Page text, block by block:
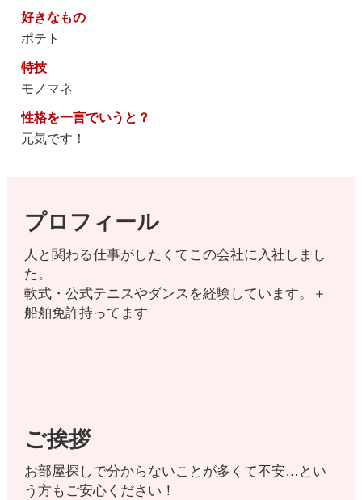
好きなもの
ポテト
特技
モノマネ
性格を一言でいうと？
元気です！
プロフィール
人と関わる仕事がしたくてこの会社に入社しまし
た。
軟式・公式テニスやダンスを経験しています。＋
船舶免許持ってます
ご挨拶
お部屋探しで分からないことが多くて不安…とい
う方もご安心ください！